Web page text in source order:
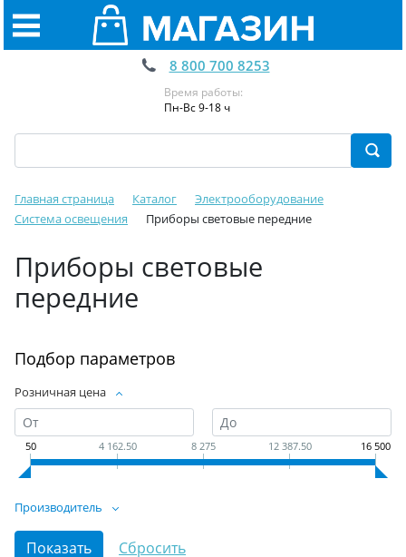
8 800 700 8253
Время работы:
Пн-Вс 9-18 ч
Главная страница Каталог
Электрооборудование
Система освещения
Приборы световые передние
Приборы световые
передние
Подбор параметров
Розничная цена
50 4 162.50 8 275 12 387.50 16 500
Производитель